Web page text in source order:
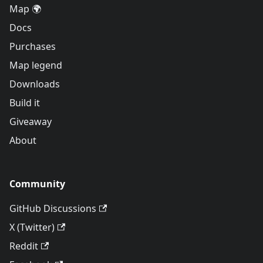
Map 🌍
Docs
Purchases
Map legend
Downloads
Build it
Giveaway
About
Community
GitHub Discussions
X (Twitter)
Reddit